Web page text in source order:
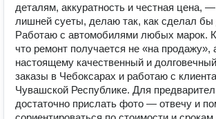
деталям, аккуратность и честная цена,
лишней суеты, делаю так, как сделал бы
Работаю с автомобилями любых марок.
что ремонт получается не «на продажу»,
настоящему качественный и
заказы в Чебоксарах и работаю с
Чувашской Республике. Для
достаточно прислать фото — отвечу и